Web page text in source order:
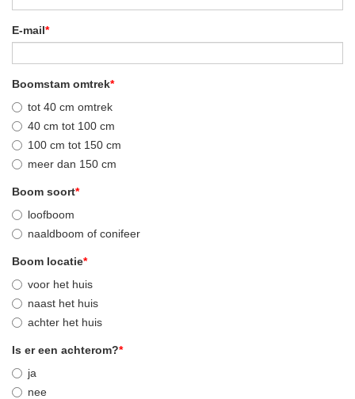
E-mail*
Boomstam omtrek*
tot 40 cm omtrek
40 cm tot 100 cm
100 cm tot 150 cm
meer dan 150 cm
Boom soort*
loofboom
naaldboom of conifeer
Boom locatie*
voor het huis
naast het huis
achter het huis
Is er een achterom?*
ja
nee